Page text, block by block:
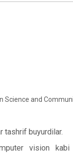
and
tashrif buyurdilar.
vision kabi